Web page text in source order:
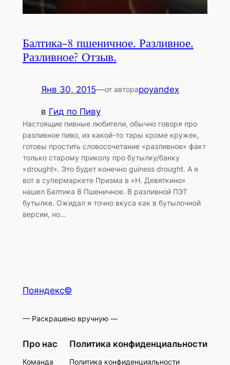
Балтика-8 пшеничное. Разливное.
Разливное? Отзыв.
Янв 30, 2015—от автораpoyandex
в Гид по Пиву
Настоящие пивные любители, обычно говоря про
разливное пиво, из какой-то тары кроме кружек,
готовы простить словосочетание «разливное» факт
только старому приколу про бутылку/банку
«drought«. Это будет конечно guiness drought. А я
вот в супермаркете Призма в «Н. Девяткино»
нашел Балтика 8 Пшеничное. В разливной ПЭТ
бутылке. Ожидал я точно вкуса как в бутылочной
версии, но…
Пояндекс©
— Раскрашено вручную —
Про нас
Команда
Политика конфиденциальности
Политика конфиденциальности